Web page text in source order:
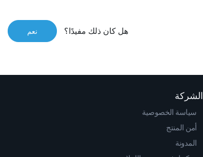
هل كان ذلك مفيدًا؟ نعم
الشركة
سياسة الخصوصية
أمن المنتج
المدونة